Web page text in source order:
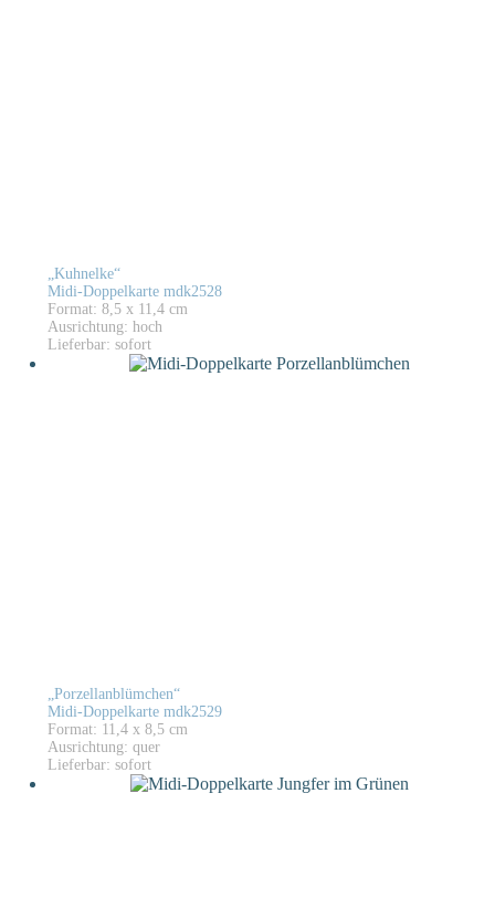
„Kuhnelke“
Midi-Doppelkarte mdk2528
Format: 8,5 x 11,4 cm
Ausrichtung: hoch
Lieferbar: sofort
„Porzellanblümchen“
Midi-Doppelkarte mdk2529
Format: 11,4 x 8,5 cm
Ausrichtung: quer
Lieferbar: sofort